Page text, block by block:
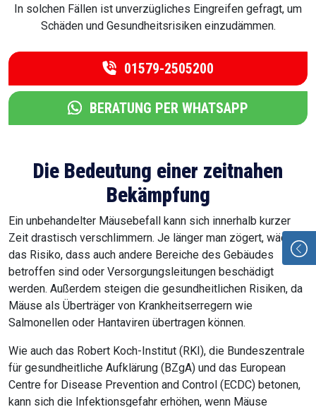
In solchen Fällen ist unverzügliches Eingreifen gefragt, um
Schäden und Gesundheitsrisiken einzudämmen.
01579-2505200
BERATUNG PER WHATSAPP
Die Bedeutung einer zeitnahen
Bekämpfung
Ein unbehandelter Mäusebefall kann sich innerhalb kurzer
Zeit drastisch verschlimmern. Je länger man zögert, wächst
das Risiko, dass auch andere Bereiche des Gebäudes
betroffen sind oder Versorgungsleitungen beschädigt
werden. Außerdem steigen die gesundheitlichen Risiken, da
Mäuse als Überträger von Krankheitserregern wie
Salmonellen oder Hantaviren übertragen können.
Wie auch das Robert Koch-Institut (RKI), die Bundeszentrale
für gesundheitliche Aufklärung (BZgA) und das European
Centre for Disease Prevention and Control (ECDC) betonen,
kann sich die Infektionsgefahr erhöhen, wenn Mäuse